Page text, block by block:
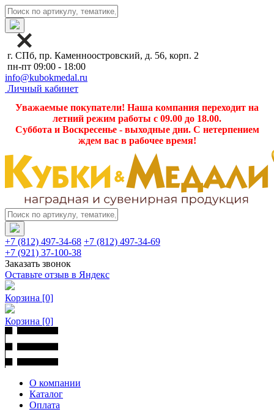
г. СПб, пр. Каменноостровский, д. 56, корп. 2
пн-пт 09:00 - 18:00
info@kubokmedal.ru
Личный кабинет
Уважаемые покупатели! Наша компания переходит на
летний режим работы с 09.00 до 18.00.
Суббота и Воскресенье - выходные дни. С нетерпением
ждем вас в рабочее время!
+7 (812) 497-34-68 +7 (812) 497-34-69
+7 (921) 37-100-38
Заказать звонок
Оставьте отзыв в Яндекс
Корзина [0]
Корзина [0]
О компании
Каталог
Оплата